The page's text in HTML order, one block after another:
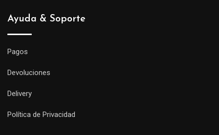
Ayuda & Soporte
Pagos
Devoluciones
Delivery
Política de Privacidad